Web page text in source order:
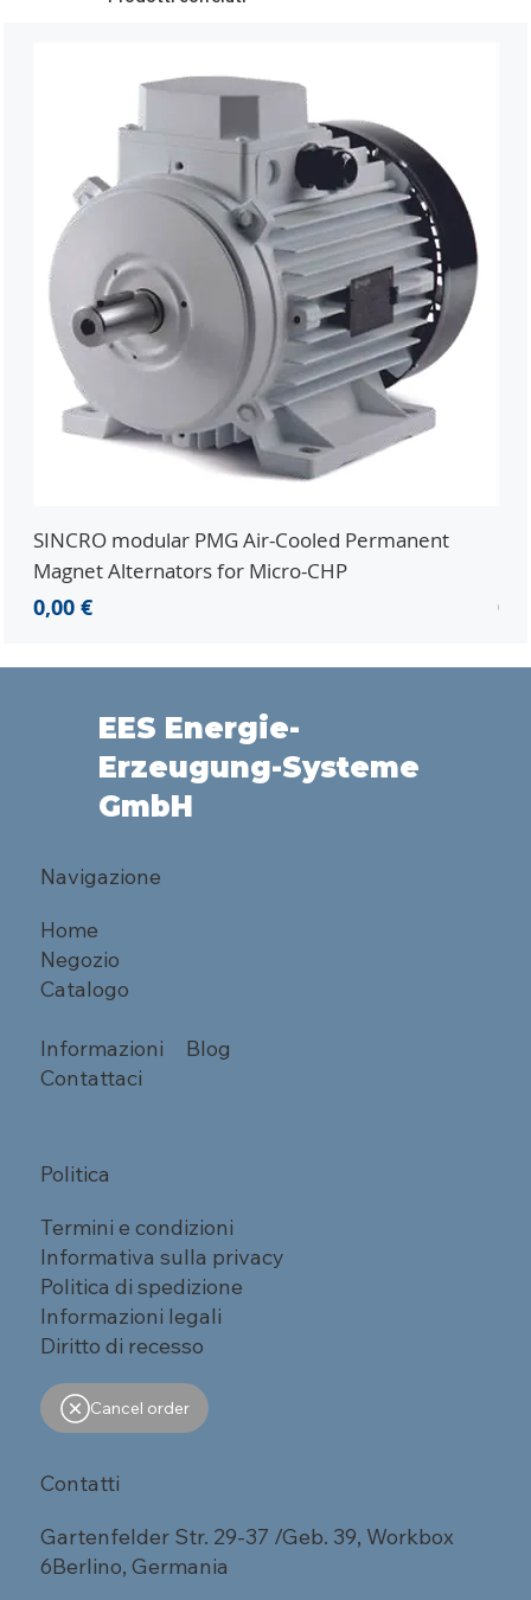
SINCRO modular PMG Air-Cooled Permanent
Magnet Alternators for Micro-CHP
Prezzo
0,00 €
EES Energie-
Erzeugung-Systeme
GmbH
Navigazione
Home
Negozio
Catalogo
Informazioni
Blog
Contattaci
Politica
Termini e condizioni
Informativa sulla privacy
Politica di spedizione
Informazioni legali
Diritto di recesso
Cancel order
Contatti
Gartenfelder Str. 29-37 /Geb. 39, Workbox
6Berlino, Germania